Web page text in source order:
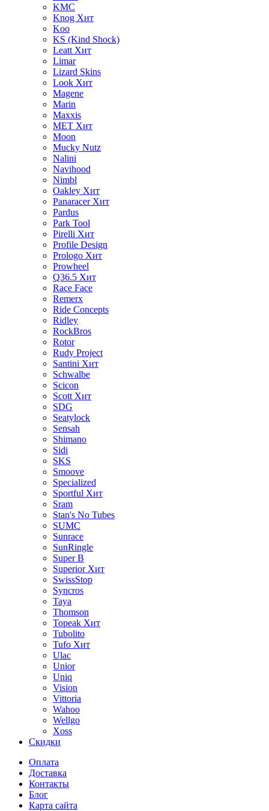
KMC
Knog Хит
Koo
KS (Kind Shock)
Leatt Хит
Limar
Lizard Skins
Look Хит
Magene
Marin
Maxxis
MET Хит
Moon
Mucky Nutz
Nalini
Navihood
Nimbl
Oakley Хит
Panaracer Хит
Pardus
Park Tool
Pirelli Хит
Profile Design
Prologo Хит
Prowheel
Q36.5 Хит
Race Face
Remerx
Ride Concepts
Ridley
RockBros
Rotor
Rudy Project
Santini Хит
Schwalbe
Scicon
Scott Хит
SDG
Seatylock
Sensah
Shimano
Sidi
SKS
Smoove
Specialized
Sportful Хит
Sram
Stan's No Tubes
SUMC
Sunrace
SunRingle
Super B
Superior Хит
SwissStop
Syncros
Taya
Thomson
Topeak Хит
Tubolito
Tufo Хит
Ulac
Unior
Uniq
Vision
Vittoria
Wahoo
Wellgo
Xoss
Скидки
Оплата
Доставка
Контакты
Блог
Карта сайта